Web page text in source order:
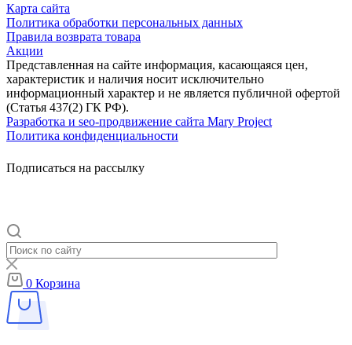
Карта сайта
Политика обработки персональных данных
Правила возврата товара
Акции
Представленная на сайте информация, касающаяся цен,
характеристик и наличия носит исключительно
информационный характер и не является публичной офертой
(Статья 437(2) ГК РФ).
Разработка и seo-продвижение сайта Mary Project
Политика конфиденциальности
Подписаться на рассылку
0 Корзина